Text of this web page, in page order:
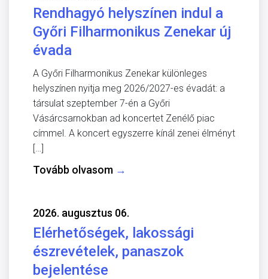
Rendhagyó helyszínen indul a
Győri Filharmonikus Zenekar új
évada
A Győri Filharmonikus Zenekar különleges
helyszínen nyitja meg 2026/2027-es évadát: a
társulat szeptember 7-én a Győri
Vásárcsarnokban ad koncertet Zenélő piac
címmel. A koncert egyszerre kínál zenei élményt
[…]
Tovább olvasom →
2026. augusztus 06.
Elérhetőségek, lakossági
észrevételek, panaszok
bejelentése